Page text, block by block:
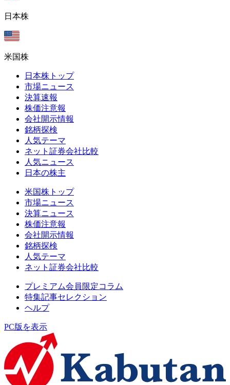
日本株
米国株
日本株トップ
市場ニュース
決算速報
株価注意報
会社開示情報
銘柄探検
人気テーマ
ネット証券会社比較
人気ニュース
日本の株主
米国株トップ
市場ニュース
決算ニュース
株価注意報
会社開示情報
銘柄探検
人気テーマ
ネット証券会社比較
プレミアム会員限定コラム
特集記事セレクション
ヘルプ
PC版を表示